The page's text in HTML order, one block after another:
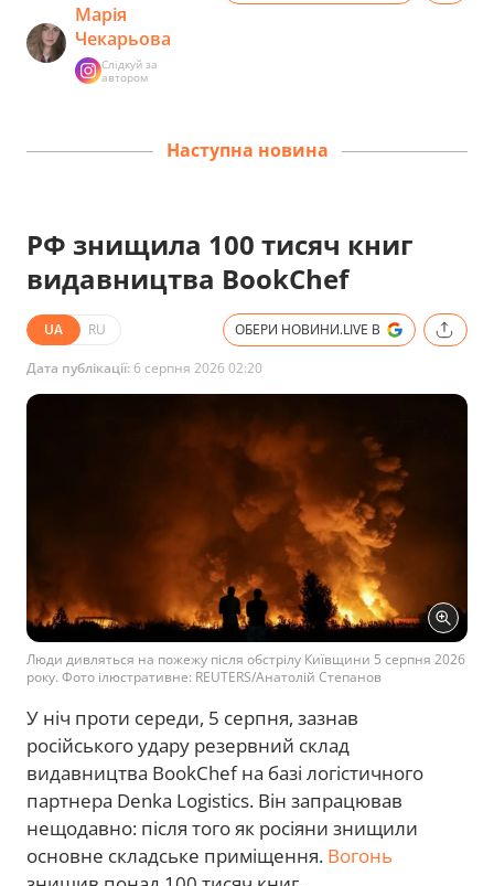
Марія
Чекарьова
Слідкуй за
автором
Наступна новина
РФ знищила 100 тисяч книг
видавництва BookChef
UA RU ОБЕРИ НОВИНИ.LIVE В
Дата публікації: 6 серпня 2026 02:20
Люди дивляться на пожежу після обстрілу Київщини 5 серпня 2026
року. Фото ілюстративне: REUTERS/Анатолій Степанов
У ніч проти середи, 5 серпня, зазнав
російського удару резервний склад
видавництва BookChef на базі логістичного
партнера Denka Logistics. Він запрацював
нещодавно: після того як росіяни знищили
основне складське приміщення. Вогонь